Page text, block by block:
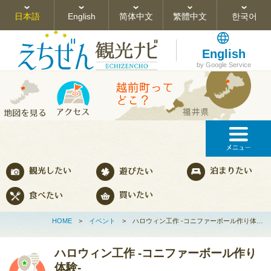
日本語 English 简体中文 繁體中文 한국어
English
by Google Service
HOME> イベント > ハロウィン工作 ‐コニファーボール作り体…
ハロウィン工作 ‐コニファーボール作り
体験‐